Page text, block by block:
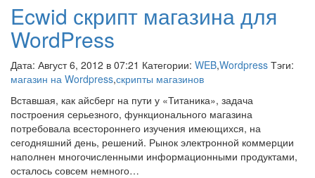
Ecwid скрипт магазина для
WordPress
Дата: Август 6, 2012 в 07:21 Категории: WEB,Wordpress Тэги:
магазин на Wordpress,скрипты магазинов
Вставшая, как айсберг на пути у «Титаника», задача
построения серьезного, функционального магазина
потребовала всестороннего изучения имеющихся, на
сегодняшний день, решений. Рынок электронной коммерции
наполнен многочисленными информационными продуктами,
осталось совсем немного…